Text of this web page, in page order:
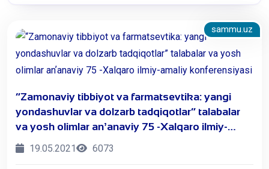
sammu.uz
“Zamonaviy tibbiyot va farmatsevtika: yangi
yondashuvlar va dolzarb tadqiqotlar” talabalar
va yosh olimlar anʼanaviy 75 -Xalqaro ilmiy-
amaliy konferensiyasi
19.05.2021 6073